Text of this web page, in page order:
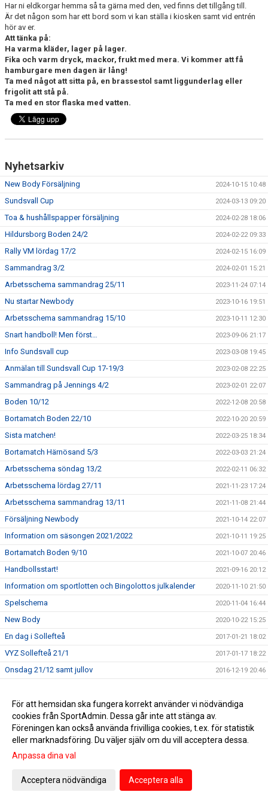
Har ni eldkorgar hemma så ta gärna med den, ved finns det tillgång till.
Är det någon som har ett bord som vi kan ställa i kiosken samt vid entrén
hör av er.
Att tänka på:
Ha varma kläder, lager på lager.
Fika och varm dryck, mackor, frukt med mera. Vi kommer att få
hamburgare men dagen är lång!
Ta med något att sitta på, en brassestol samt liggunderlag eller
frigolit att stå på.
Ta med en stor flaska med vatten.
Nyhetsarkiv
New Body Försäljning 2024-10-15 10:48
Sundsvall Cup 2024-03-13 09:20
Toa & hushållspapper försäljning 2024-02-28 18:06
Hildursborg Boden 24/2 2024-02-22 09:33
Rally VM lördag 17/2 2024-02-15 16:09
Sammandrag 3/2 2024-02-01 15:21
Arbetsschema sammandrag 25/11 2023-11-24 07:14
Nu startar Newbody 2023-10-16 19:51
Arbetsschema sammandrag 15/10 2023-10-11 12:30
Snart handboll! Men först… 2023-09-06 21:17
Info Sundsvall cup 2023-03-08 19:45
Anmälan till Sundsvall Cup 17-19/3 2023-02-08 22:25
Sammandrag på Jennings 4/2 2023-02-01 22:07
Boden 10/12 2022-12-08 20:58
Bortamatch Boden 22/10 2022-10-20 20:59
Sista matchen! 2022-03-25 18:34
Bortamatch Härnösand 5/3 2022-03-03 21:24
Arbetsschema söndag 13/2 2022-02-11 06:32
Arbetsschema lördag 27/11 2021-11-23 17:24
Arbetsschema sammandrag 13/11 2021-11-08 21:44
Försäljning Newbody 2021-10-14 22:07
Information om säsongen 2021/2022 2021-10-11 19:25
Bortamatch Boden 9/10 2021-10-07 20:46
Handbollsstart! 2021-09-16 20:12
Information om sportlotten och Bingolottos julkalender 2020-11-10 21:50
Spelschema 2020-11-04 16:44
New Body 2020-10-22 15:25
En dag i Sollefteå 2017-01-21 18:02
VYZ Sollefteå 21/1 2017-01-17 18:22
Onsdag 21/12 samt jullov 2016-12-19 20:46
Matcher på Jenningshallen 12/11 2016-11-06 21:07
VYZ säsongen 2016/2017 2016-10-17 21:39
Gå till Webbversion
För att hemsidan ska fungera korrekt använder vi nödvändiga
cookies från SportAdmin. Dessa går inte att stänga av.
Föreningen kan också använda frivilliga cookies, t.ex. för statistik
eller marknadsföring. Du väljer själv om du vill acceptera dessa.
Anpassa dina val
Acceptera nödvändiga Acceptera alla